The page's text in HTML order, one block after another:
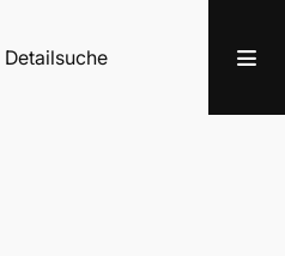
Detailsuche